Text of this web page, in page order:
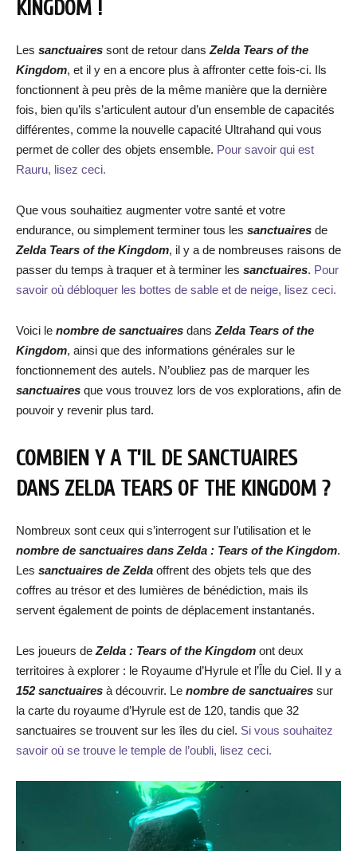
KINGDOM !
Les sanctuaires sont de retour dans Zelda Tears of the
Kingdom, et il y en a encore plus à affronter cette fois-ci. Ils
fonctionnent à peu près de la même manière que la dernière
fois, bien qu’ils s’articulent autour d’un ensemble de capacités
différentes, comme la nouvelle capacité Ultrahand qui vous
permet de coller des objets ensemble. Pour savoir qui est
Rauru, lisez ceci.
Que vous souhaitiez augmenter votre santé et votre
endurance, ou simplement terminer tous les sanctuaires de
Zelda Tears of the Kingdom, il y a de nombreuses raisons de
passer du temps à traquer et à terminer les sanctuaires. Pour
savoir où débloquer les bottes de sable et de neige, lisez ceci.
Voici le nombre de sanctuaires dans Zelda Tears of the
Kingdom, ainsi que des informations générales sur le
fonctionnement des autels. N’oubliez pas de marquer les
sanctuaires que vous trouvez lors de vos explorations, afin de
pouvoir y revenir plus tard.
COMBIEN Y A T’IL DE SANCTUAIRES
DANS ZELDA TEARS OF THE KINGDOM ?
Nombreux sont ceux qui s’interrogent sur l’utilisation et le
nombre de sanctuaires dans Zelda : Tears of the Kingdom.
Les sanctuaires de Zelda offrent des objets tels que des
coffres au trésor et des lumières de bénédiction, mais ils
servent également de points de déplacement instantanés.
Les joueurs de Zelda : Tears of the Kingdom ont deux
territoires à explorer : le Royaume d’Hyrule et l’Île du Ciel. Il y a
152 sanctuaires à découvrir. Le nombre de sanctuaires sur
la carte du royaume d’Hyrule est de 120, tandis que 32
sanctuaires se trouvent sur les îles du ciel. Si vous souhaitez
savoir où se trouve le temple de l’oubli, lisez ceci.